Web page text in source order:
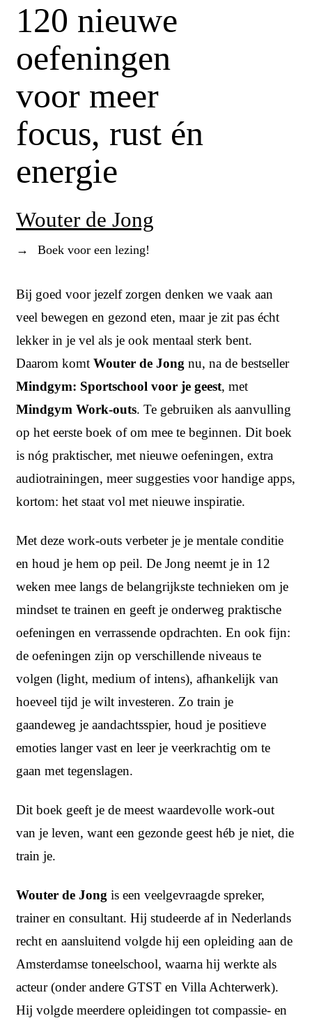
120 nieuwe
oefeningen
voor meer
focus, rust én
energie
Wouter de Jong
→ Boek voor een lezing!
Bij goed voor jezelf zorgen denken we vaak aan
veel bewegen en gezond eten, maar je zit pas écht
lekker in je vel als je ook mentaal sterk bent.
Daarom komt Wouter de Jong nu, na de bestseller
Mindgym: Sportschool voor je geest, met
Mindgym Work-outs. Te gebruiken als aanvulling
op het eerste boek of om mee te beginnen. Dit boek
is nóg praktischer, met nieuwe oefeningen, extra
audiotrainingen, meer suggesties voor handige apps,
kortom: het staat vol met nieuwe inspiratie.
Met deze work-outs verbeter je je mentale conditie
en houd je hem op peil. De Jong neemt je in 12
weken mee langs de belangrijkste technieken om je
mindset te trainen en geeft je onderweg praktische
oefeningen en verrassende opdrachten. En ook fijn:
de oefeningen zijn op verschillende niveaus te
volgen (light, medium of intens), afhankelijk van
hoeveel tijd je wilt investeren. Zo train je
gaandeweg je aandachtsspier, houd je positieve
emoties langer vast en leer je veerkrachtig om te
gaan met tegenslagen.
Dit boek geeft je de meest waardevolle work-out
van je leven, want een gezonde geest héb je niet, die
train je.
Wouter de Jong is een veelgevraagde spreker,
trainer en consultant. Hij studeerde af in Nederlands
recht en aansluitend volgde hij een opleiding aan de
Amsterdamse toneelschool, waarna hij werkte als
acteur (onder andere GTST en Villa Achterwerk).
Hij volgde meerdere opleidingen tot compassie- en